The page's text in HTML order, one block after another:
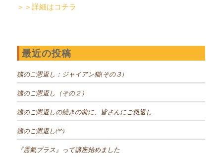
＞＞詳細はコチラ
最近の投稿
猫のご恩返し：ジャイアン猫(その３)
猫のご恩返し（その２）
猫のご恩返しの続きの前に、皆さんにご恩返し
猫のご恩返し(^^)
『霊氣プラス』って講座始めました